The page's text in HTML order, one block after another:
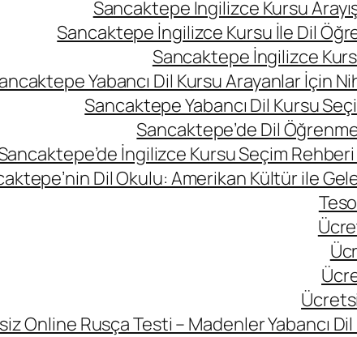
Sancaktepe İngilizce Kursu
Sancaktepe İngilizce Kursu İle Dil
Sancaktepe İngilizce
Yabancı Dil Kursu Arayanlar İçin
Sancaktepe Yabancı Dil Kursu
Sancaktepe’de Dil
İngilizce Kursu Seçim
Dil Okulu: Amerikan Kültür ile
Online Rusça Testi – Madenler Yabancı